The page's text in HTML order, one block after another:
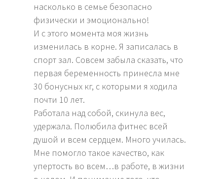
насколько в семье безопасно
физически и эмоционально!
И с этого момента моя жизнь
изменилась в корне. Я записалась в
спорт зал. Совсем забыла сказать, что
первая беременность принесла мне
30 бонусных кг, с которыми я ходила
почти 10 лет.
Работала над собой, скинула вес,
удержала. Полюбила фитнес всей
душой и всем сердцем. Много училась.
Мне помогло такое качество, как
упертость во всем…в работе, в жизни